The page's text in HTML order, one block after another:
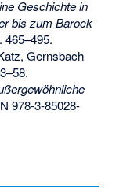
Geschichte in
bis zum Barock
465–495.
Gernsbach
.
978-3-85028-